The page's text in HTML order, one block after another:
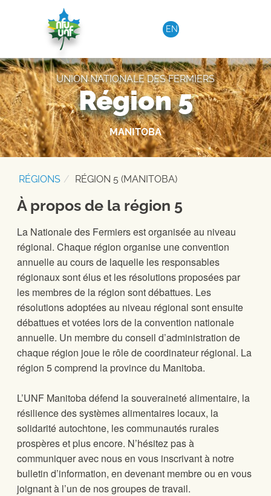
Aller au contenu
EN
UNION NATIONALE DES FERMIERS
Région 5
MANITOBA
RÉGIONS RÉGION 5 (MANITOBA)
À propos de la région 5
La Nationale des Fermiers est organisée au niveau
régional. Chaque région organise une convention
annuelle au cours de laquelle les responsables
régionaux sont élus et les résolutions proposées par
les membres de la région sont débattues. Les
résolutions adoptées au niveau régional sont ensuite
débattues et votées lors de la convention nationale
annuelle. Un membre du conseil d’administration de
chaque région joue le rôle de coordinateur régional. La
région 5 comprend la province du Manitoba.
L’UNF Manitoba défend la souveraineté alimentaire, la
résilience des systèmes alimentaires locaux, la
solidarité autochtone, les communautés rurales
prospères et plus encore. N’hésitez pas à
communiquer avec nous en vous inscrivant à notre
bulletin d’information, en devenant membre ou en vous
joignant à l’un de nos groupes de travail.